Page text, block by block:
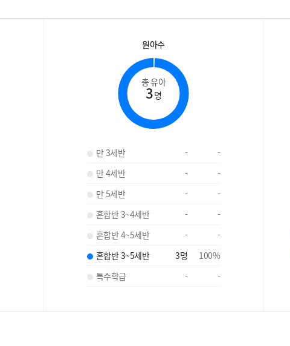
원아수
총 유아
3명
만 3세반 -
-
만 4세반
-
-
만 5세반
-
-
혼합반 3~4세반
-
-
혼합반 4~5세반
-
-
혼합반 3~5세반
3명 100%
특수학급
- -